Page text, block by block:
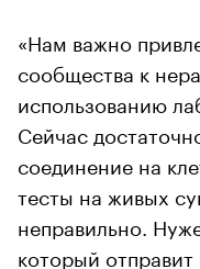
«Нам важно
сообщества к
использованию
Сейчас
соединение на
тесты на живых
неправильно.
который